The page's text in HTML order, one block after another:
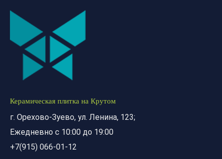
Керамическая плитка на Крутом
г. Орехово-Зуево, ул. Ленина, 123;
Ежедневно с 10:00 до 19:00
+7(915) 066-01-12